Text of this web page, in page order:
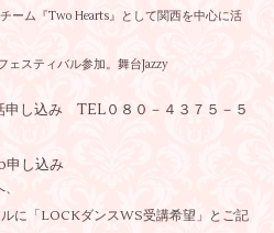
ム『Two Hearts』として関西を中心に活
参加。舞台Jazzy
申し込み TEL０８０－４３７５－５
み
ンスWS受講希望」とご記